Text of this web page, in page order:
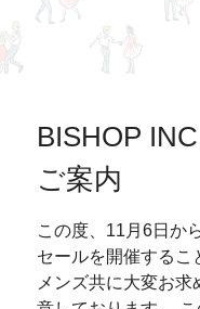
BISHOP
ご案内
この度、11月6日か
セールを開催するこ
メンズ共に大変お